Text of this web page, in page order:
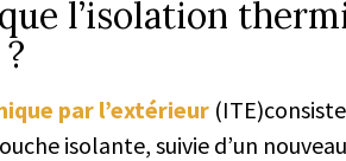
l’isolation
par l’extérieur
isolante, suivie d’un